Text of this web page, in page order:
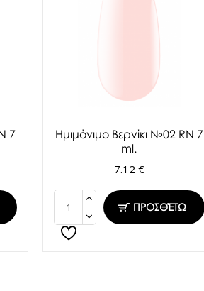
7
Ημιμόνιμο Βερνίκι №02 RN 7
ml.
7.12 €
ΠΡΟΣΘΈΤΩ